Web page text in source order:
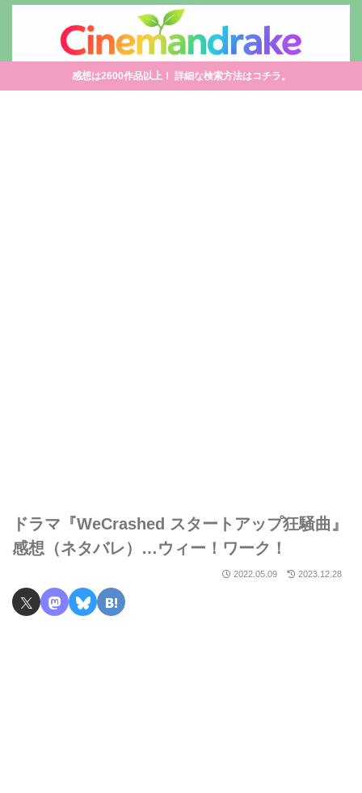
感想は2600作品以上！ 詳細な検索方法はコチラ。
ドラマ『WeCrashed スタートアップ狂騒曲』
感想（ネタバレ）…ウィー！ワーク！
2022.05.09 2023.12.28